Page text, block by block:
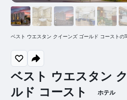
ベスト ウエスタン
ルド コースト
ホテル
ベスト ウエスタン クイーンズ ゴールド コーストの